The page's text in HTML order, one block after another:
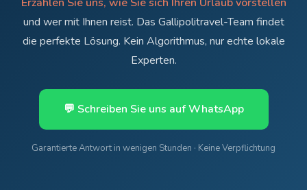
und wer mit Ihnen reist. Das Gallipolitravel-Team findet
die perfekte Lösung. Kein Algorithmus, nur echte lokale
Experten.
💬 Schreiben Sie uns auf WhatsApp
Garantierte Antwort in wenigen Stunden · Keine Verpflichtung